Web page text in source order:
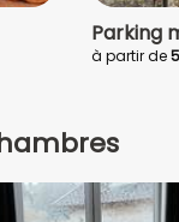
Parking
à partir de